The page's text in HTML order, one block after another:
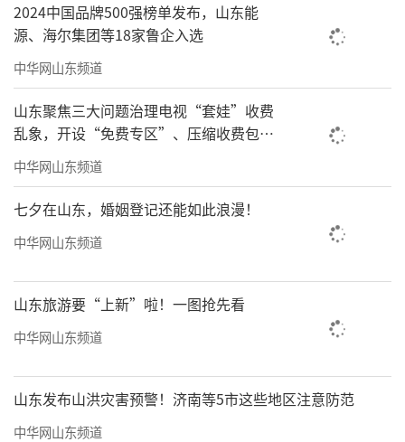
2024中国品牌500强榜单发布，山东能
源、海尔集团等18家鲁企入选
中华网山东频道
山东聚焦三大问题治理电视“套娃”收费
乱象，开设“免费专区”、压缩收费包比
例70%以上
中华网山东频道
七夕在山东，婚姻登记还能如此浪漫！
中华网山东频道
山东旅游要“上新”啦！一图抢先看
中华网山东频道
山东发布山洪灾害预警！济南等5市这些地区注意防范
中华网山东频道